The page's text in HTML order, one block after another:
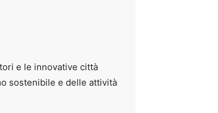
e le innovative città
sostenibile e delle attività